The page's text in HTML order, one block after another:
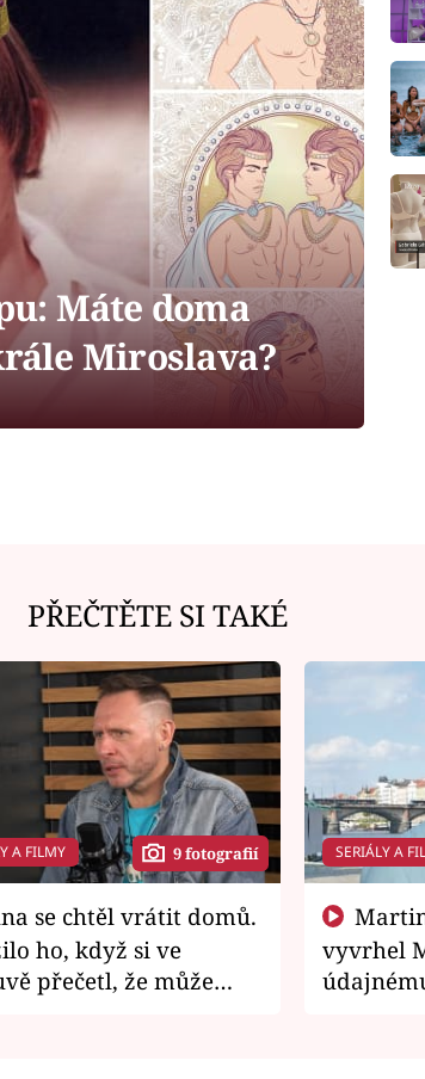
Máte doma
Miroslava?
PŘEČTĚTE SI TAKÉ
A FILMY 9 fotografií
ho, když si ve
přečetl, že může
SERIÁLY A
vyvrhel